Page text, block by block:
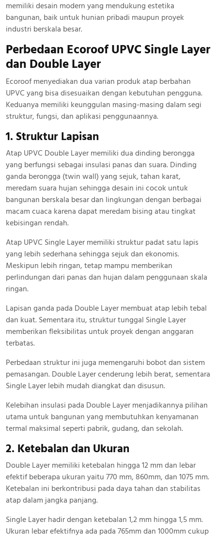
memiliki desain modern yang mendukung estetika
bangunan, baik untuk hunian pribadi maupun proyek
industri berskala besar.
Perbedaan Ecoroof UPVC Single Layer
dan Double Layer
Ecoroof menyediakan dua varian produk atap berbahan
UPVC yang bisa disesuaikan dengan kebutuhan pengguna.
Keduanya memiliki keunggulan masing-masing dalam segi
struktur, fungsi, dan aplikasi penggunaannya.
1. Struktur Lapisan
Atap UPVC Double Layer memiliki dua dinding berongga
yang berfungsi sebagai insulasi panas dan suara. Dinding
ganda berongga (twin wall) yang sejuk, tahan karat,
meredam suara hujan sehingga desain ini cocok untuk
bangunan berskala besar dan lingkungan dengan berbagai
macam cuaca karena dapat meredam bising atau tingkat
kebisingan rendah.
Atap UPVC Single Layer memiliki struktur padat satu lapis
yang lebih sederhana sehingga sejuk dan ekonomis.
Meskipun lebih ringan, tetap mampu memberikan
perlindungan dari panas dan hujan dalam penggunaan skala
ringan.
Lapisan ganda pada Double Layer membuat atap lebih tebal
dan kuat. Sementara itu, struktur tunggal Single Layer
memberikan fleksibilitas untuk proyek dengan anggaran
terbatas.
Perbedaan struktur ini juga memengaruhi bobot dan sistem
pemasangan. Double Layer cenderung lebih berat, sementara
Single Layer lebih mudah diangkat dan disusun.
Kelebihan insulasi pada Double Layer menjadikannya pilihan
utama untuk bangunan yang membutuhkan kenyamanan
termal maksimal seperti pabrik, gudang, dan sekolah.
2. Ketebalan dan Ukuran
Double Layer memiliki ketebalan hingga 12 mm dan lebar
efektif beberapa ukuran yaitu 770 mm, 860mm, dan 1075 mm.
Ketebalan ini berkontribusi pada daya tahan dan stabilitas
atap dalam jangka panjang.
Single Layer hadir dengan ketebalan 1,2 mm hingga 1,5 mm.
Ukuran lebar efektifnya ada pada 765mm dan 1000mm cukup